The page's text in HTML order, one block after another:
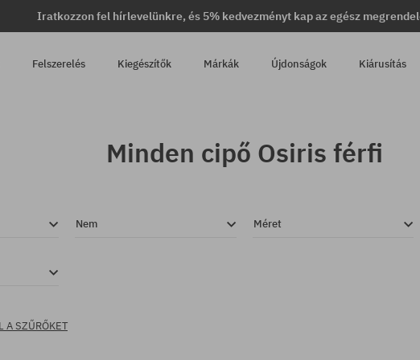
Iratkozzon fel hírlevelünkre, és 5% kedvezményt kap az egész
Felszerelés Kiegészítők Márkák Újdonságok Kiárusítás
Minden cipő Osiris férfi
Nem Méret
A SZŰRŐKET